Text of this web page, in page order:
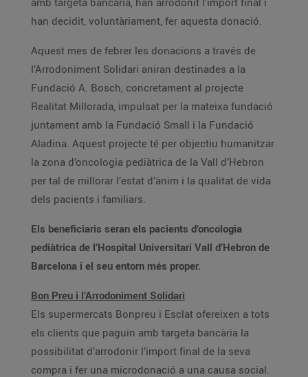
han decidit, voluntàriament, fer aquesta donació.
Aquest mes de febrer les donacions a través de
l’Arrodoniment Solidari aniran destinades a la
Fundació A. Bosch, concretament al projecte
Realitat Millorada, impulsat per la mateixa fundació
juntament amb la Fundació Small i la Fundació
Aladina. Aquest projecte té per objectiu humanitzar
la zona d’oncologia pediàtrica de la Vall d’Hebron
per tal de millorar l’estat d’ànim i la qualitat de vida
dels pacients i familiars.
Els beneficiaris seran els pacients d’oncologia
pediàtrica de l’Hospital Universitari Vall d’Hebron de
Barcelona i el seu entorn més proper.
Bon Preu i l’Arrodoniment Solidari
Els supermercats Bonpreu i Esclat ofereixen a tots
els clients que paguin amb targeta bancària la
possibilitat d’arrodonir l’import final de la seva
compra i fer una microdonació a una causa social.